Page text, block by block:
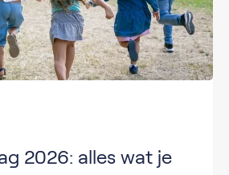
2026: alles wat je